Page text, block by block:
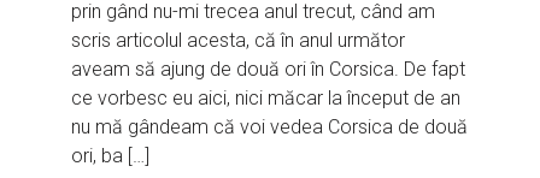
prin gând nu-mi trecea anul trecut, când am
scris articolul acesta, că în anul următor
aveam să ajung de două ori în Corsica. De fapt
ce vorbesc eu aici, nici măcar la început de an
nu mă gândeam că voi vedea Corsica de două
ori, ba […]